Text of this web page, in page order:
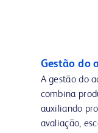
Gestão do
A gestão do
combina
auxiliando
avaliação,